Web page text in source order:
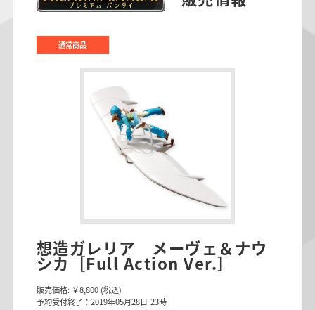
通常商品
想造ガレリア メーヴェ＆ナウ
シカ［Full Action Ver.］
販売価格: ￥8,800 (税込)
予約受付終了：2019年05月28日 23時